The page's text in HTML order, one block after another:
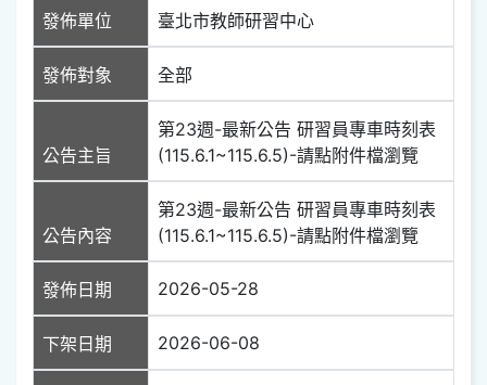
發佈單位 臺北市教師研習中心
發佈對象 全部
公告主旨
第23週-最新公告 研習員專車時刻表
(115.6.1~115.6.5)-請點附件檔瀏覽
公告內容
第23週-最新公告 研習員專車時刻表
(115.6.1~115.6.5)-請點附件檔瀏覽
發佈日期 2026-05-28
下架日期 2026-06-08